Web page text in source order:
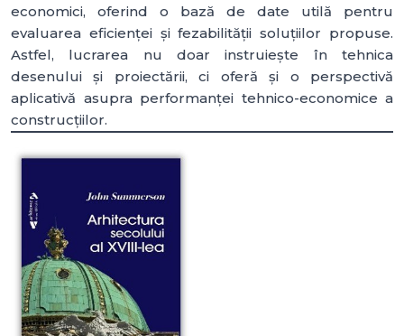
economici, oferind o bază de date utilă pentru
evaluarea eficienței și fezabilității soluțiilor propuse.
Astfel, lucrarea nu doar instruiește în tehnica
desenului și proiectării, ci oferă și o perspectivă
aplicativă asupra performanței tehnico-economice a
construcțiilor.